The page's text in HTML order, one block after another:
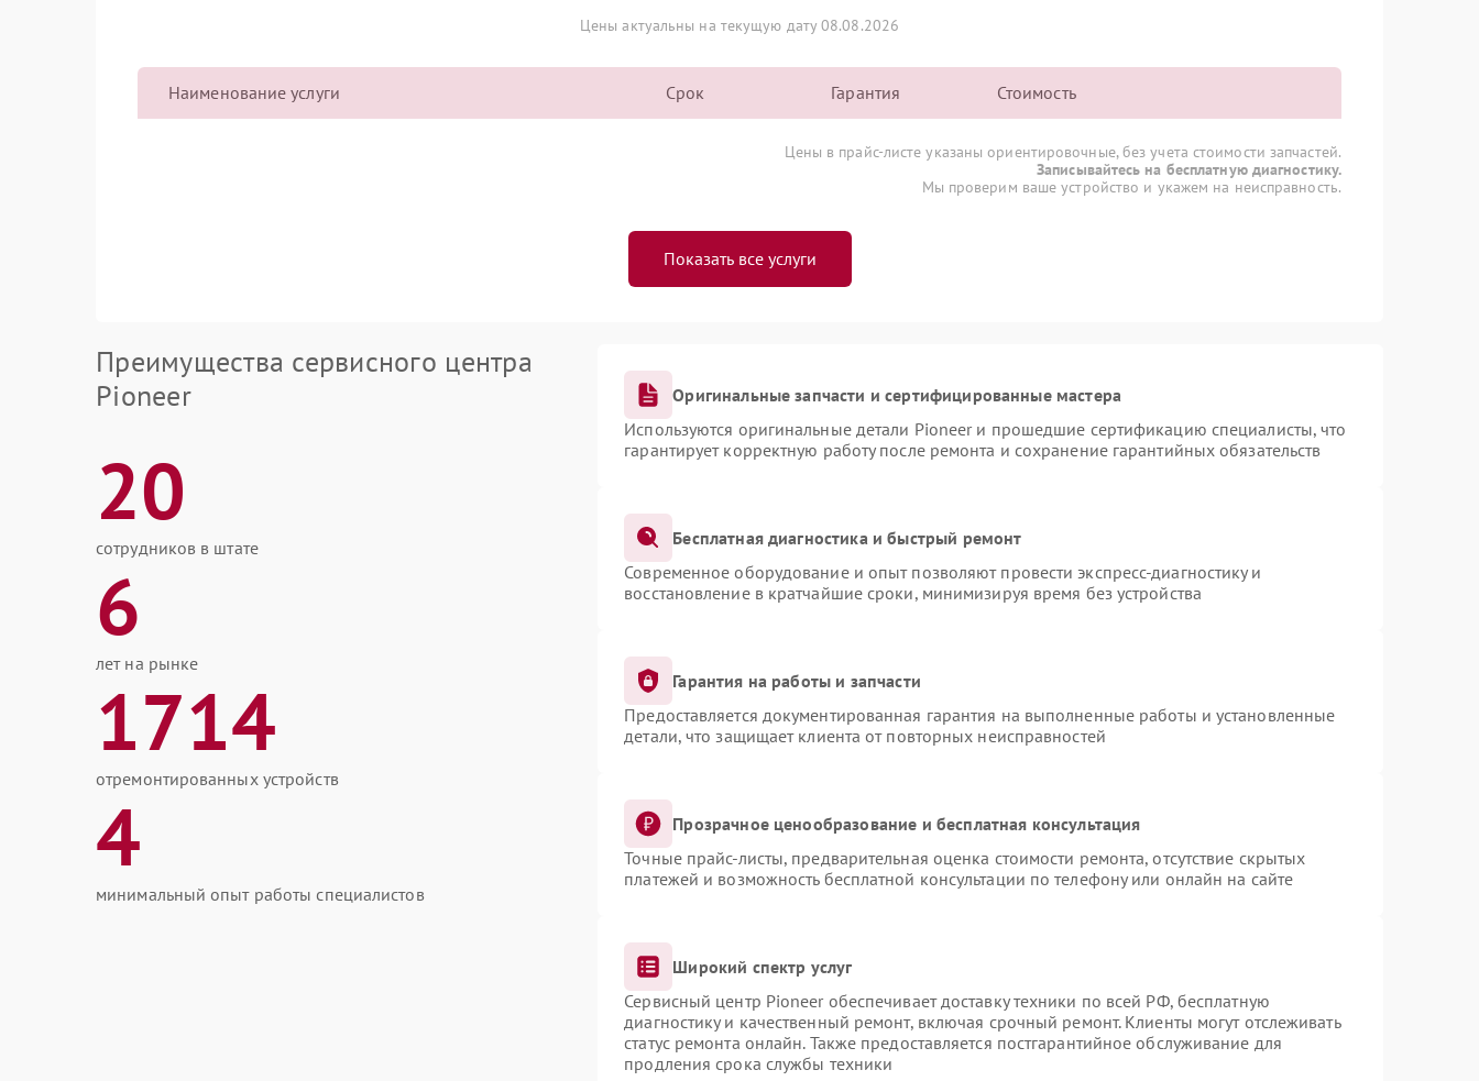
Цены актуальны на текущую дату 08.08.2026
Наименование услуги Срок Гарантия Стоимость
Цены в прайс-листе указаны ориентировочные, без учета стоимости запчастей.
Записывайтесь на бесплатную диагностику.
Мы проверим ваше устройство и укажем на неисправность.
Показать все услуги
Преимущества сервисного центра
Pioneer
20
сотрудников в штате
6
лет на рынке
1714
отремонтированных устройств
4
минимальный опыт работы специалистов
Оригинальные запчасти и сертифицированные мастера
Используются оригинальные детали Pioneer и прошедшие сертификацию специалисты, что
гарантирует корректную работу после ремонта и сохранение гарантийных обязательств
Бесплатная диагностика и быстрый ремонт
Современное оборудование и опыт позволяют провести экспресс-диагностику и
восстановление в кратчайшие сроки, минимизируя время без устройства
Гарантия на работы и запчасти
Предоставляется документированная гарантия на выполненные работы и установленные
детали, что защищает клиента от повторных неисправностей
Прозрачное ценообразование и бесплатная консультация
Точные прайс-листы, предварительная оценка стоимости ремонта, отсутствие скрытых
платежей и возможность бесплатной консультации по телефону или онлайн на сайте
Широкий спектр услуг
Сервисный центр Pioneer обеспечивает доставку техники по всей РФ, бесплатную
диагностику и качественный ремонт, включая срочный ремонт. Клиенты могут отслеживать
статус ремонта онлайн. Также предоставляется постгарантийное обслуживание для
продления срока службы техники